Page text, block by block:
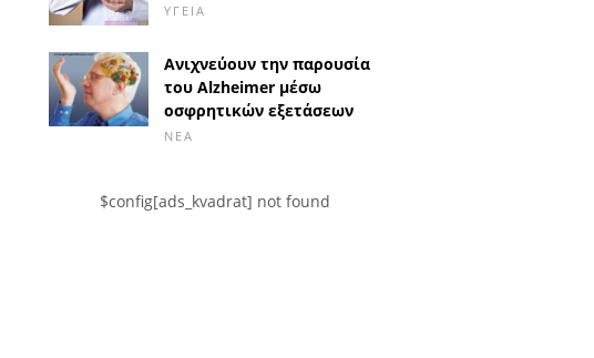
ΥΓΕΊΑ
Ανιχνεύουν την παρουσία
του Alzheimer μέσω
οσφρητικών εξετάσεων
ΝΈΑ
$config[ads_kvadrat] not found